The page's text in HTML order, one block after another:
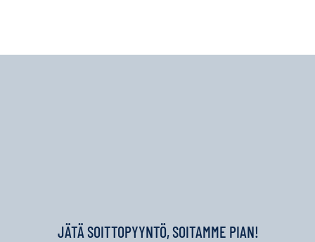
JÄTÄ SOITTOPYYNTÖ, SOITAMME PIAN!